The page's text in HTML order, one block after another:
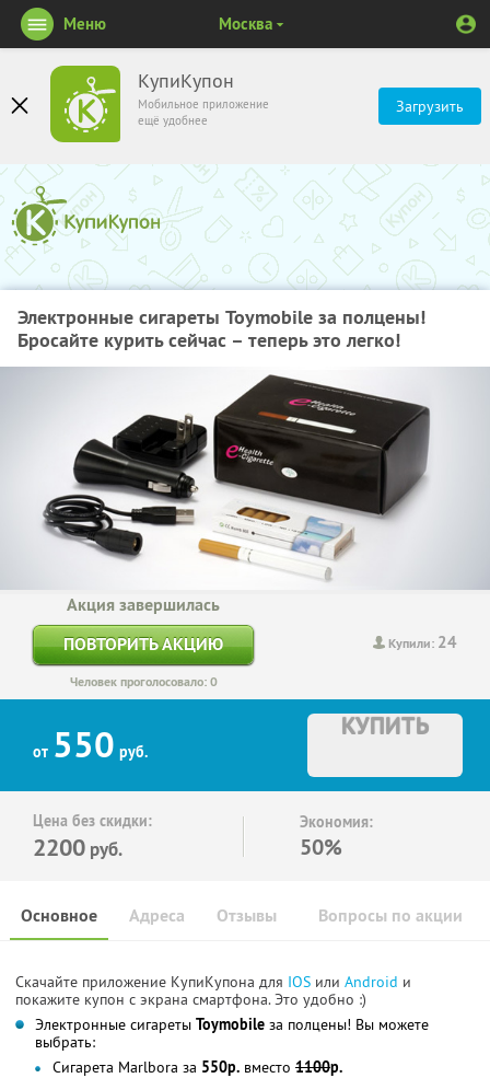
КупиКупон
Мобильное приложение
ещё удобнее
Загрузить
Меню Москва
Электронные сигареты Toymobile за полцены!
Бросайте курить сейчас – теперь это легко!
Купили: 24
Акция завершилась
ПОВТОРИТЬ АКЦИЮ
Человек проголосовало: 0
от 550 руб.
КУПИТЬ
Цена без скидки:
2200 руб.
Экономия:
50%
Основное Отзывы Вопросы по акции
Адреса
Скачайте приложение КупиКупона для IOS или Android и
покажите купон с экрана смартфона. Это удобно :)
Электронные сигареты Toymobile за полцены! Вы можете
выбрать:
Сигарета Marlbora за 550р. вместо 1100р.